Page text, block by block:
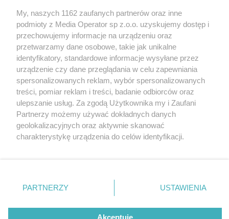
6 / 0
Wydawca mediów lokalnych
Nie zapomnij
zapoznać się z:
polityką prywatności regulamin korzystania z portali
Twojemiasto
Piekary Śląskie
Chorzów
Tarnowskie Góry
Gliwice
Skontakuj sięz nami
Kontakt
Wydawca
Redakcja
My, naszych 1162 zaufanych partnerów oraz inne
podmioty z Media Operator sp z.o.o. uzyskujemy dostęp i
przechowujemy informacje na urządzeniu oraz
przetwarzamy dane osobowe, takie jak unikalne
identyfikatory, standardowe informacje wysyłane przez
urządzenie czy dane przeglądania w celu zapewniania
spersonalizowanych reklam, wybór spersonalizowanych
treści, pomiar reklam i treści, badanie odbiorców oraz
ulepszanie usług. Za zgodą Użytkownika my i Zaufani
Partnerzy możemy używać dokładnych danych
geolokalizacyjnych oraz aktywnie skanować
charakterystykę urządzenia do celów identyfikacji.
zmienić/wycofać klikając przycisk ustawień prywatności
znajdujący się w lewym dolnym rogu strony
rodzaje przetwarzania danych nie wymagają zgody
użytkownika, ale masz prawo sprzeciwić się takiemu
PARTNERZY USTAWIENIA
Akceptuję